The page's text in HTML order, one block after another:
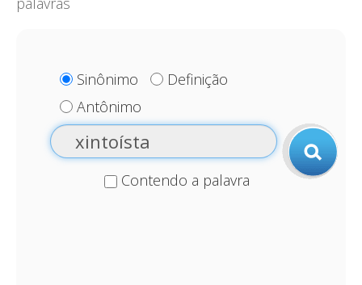
Sinônimo
Definição
Antônimo
Contendo a palavra